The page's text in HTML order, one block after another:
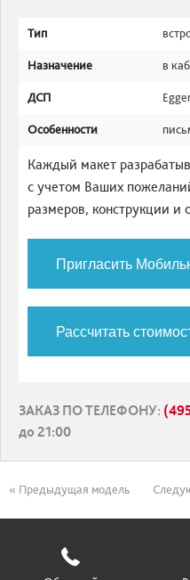
Тип
Назначение в
ДСП
Особенности
Каждый макет
с учетом Ваших
размеров, конструкции и
Пригласить
Рассчитать
ЗАКАЗ ПО ТЕЛЕФОНУ:
до 21:00
« Предыдущая модель